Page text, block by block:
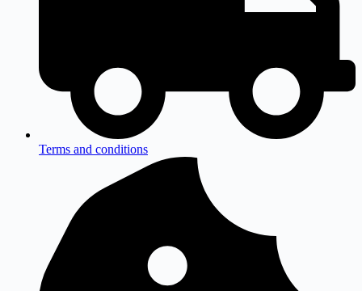
Terms and conditions